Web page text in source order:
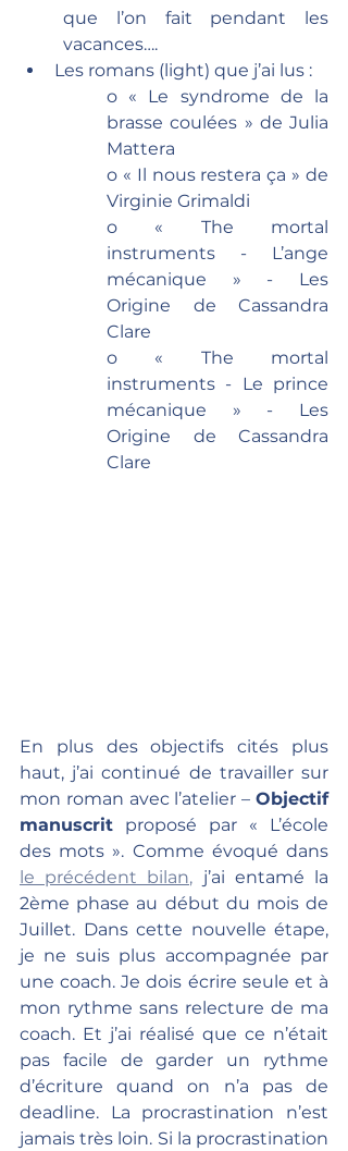
que l’on fait pendant les
vacances….
Les romans (light) que j’ai lus :
o « Le syndrome de la
brasse coulées » de Julia
Mattera
o « Il nous restera ça » de
Virginie Grimaldi
o « The mortal
instruments - L’ange
mécanique » - Les
Origine de Cassandra
Clare
o « The mortal
instruments - Le prince
mécanique » - Les
Origine de Cassandra
Clare
En plus des objectifs cités plus
haut, j’ai continué de travailler sur
mon roman avec l’atelier – Objectif
manuscrit proposé par « L’école
le précédent bilan, j’ai entamé la
2ème phase au début du mois de
Juillet. Dans cette nouvelle étape,
je ne suis plus accompagnée par
une coach. Je dois écrire seule et à
mon rythme sans relecture de ma
coach. Et j’ai réalisé que ce n’était
pas facile de garder un rythme
d’écriture quand on n’a pas de
deadline. La procrastination n’est
jamais très loin. Si la procrastination